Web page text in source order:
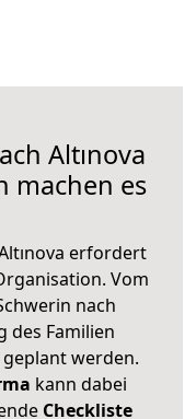
Altınova
machen es
erfordert
Vom
nach
des Familien
werden.
kann dabei
Checkliste